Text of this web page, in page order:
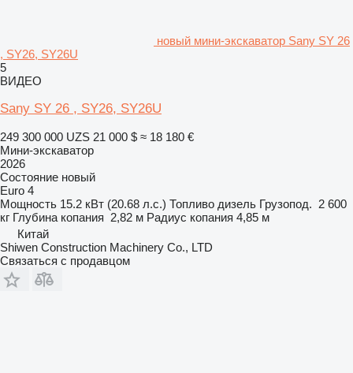
новый мини-экскаватор Sany SY 26
, SY26, SY26U
5
ВИДЕО
Sany SY 26 , SY26, SY26U
249 300 000 UZS 21 000 $ ≈ 18 180 €
Мини-экскаватор
2026
Состояние новый
Euro 4
Мощность 15.2 кВт (20.68 л.с.) Топливо дизель Грузопод. 2 600
кг Глубина копания 2,82 м Радиус копания 4,85 м
Китай
Shiwen Construction Machinery Co., LTD
Связаться с продавцом